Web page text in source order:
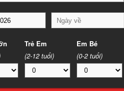
Trẻ Em
(2-12 tuổi)
Em Bé
(0-2 tuổi)